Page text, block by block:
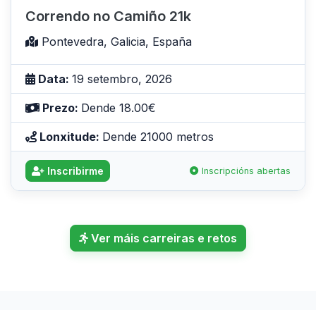
Correndo no Camiño 21k
Pontevedra, Galicia, España
Data: 19 setembro, 2026
Prezo: Dende 18.00€
Lonxitude: Dende 21000 metros
Inscribirme Inscripcións abertas
Ver máis carreiras e retos